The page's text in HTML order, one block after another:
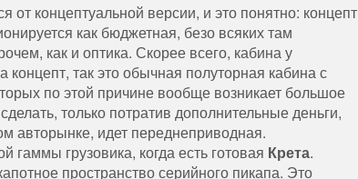
от концептуальной версии, и это понятно: концепт
как бюджетная, безо всяких там
как и оптика. Скорее всего, кабина у
концепт, так это обычная полуторная кабина с
по этой причине вообще возникает большое
только потратив дополнительные деньги,
авторынке, идет переднеприводная.
гаммы грузовика, когда есть готовая Крета.
пространство серийного пикапа. Это